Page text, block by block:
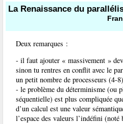
La Renaissance du
Deux remarques :
- il faut ajouter « massivement »
sinon tu rentres en conflit avec le
un petit nombre de processeurs (4-
- le problème du déterminisme (ou
séquentielle) est plus compliquée
d’un calcul est une valeur
l’espace des valeurs l’indéfini